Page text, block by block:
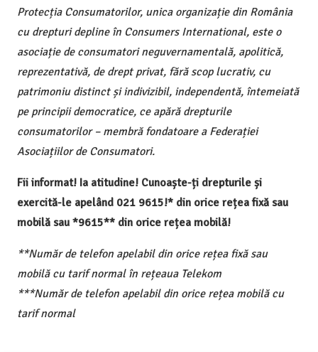
Protecția Consumatorilor, unica organizație din România
cu drepturi depline în Consumers International, este o
asociație de consumatori neguvernamentală, apolitică,
reprezentativă, de drept privat, fără scop lucrativ, cu
patrimoniu distinct și indivizibil, independentă, întemeiată
pe principii democratice, ce apără drepturile
consumatorilor – membră fondatoare a Federației
Asociațiilor de Consumatori.
Fii informat! Ia atitudine! Cunoaște-ți drepturile și
exercită-le apelând 021 9615!* din orice rețea fixă sau
mobilă sau *9615** din orice rețea mobilă!
**Număr de telefon apelabil din orice rețea fixă sau
mobilă cu tarif normal în rețeaua Telekom
***Număr de telefon apelabil din orice rețea mobilă cu
tarif normal